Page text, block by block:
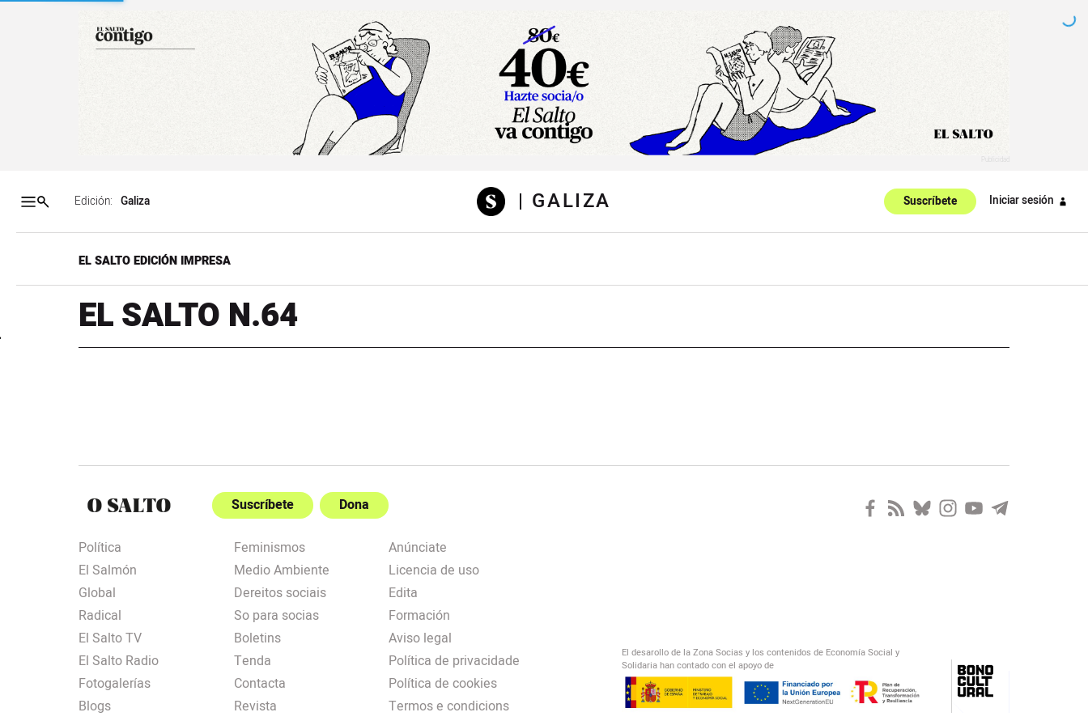
Salto a contenidoSalto a navegación
Edición: | GALIZA Suscríbete Iniciar sesión
EL SALTO EDICIÓN IMPRESA
EL SALTO N.64
Suscríbete Dona
Política
El Salmón
Global
Radical
El Salto TV
El Salto Radio
Fotogalerías
Blogs
Feminismos
Medio Ambiente
Dereitos sociais
So para socias
Boletins
Tenda
Contacta
Revista
Anúnciate
Licencia de uso
Edita
Formación
Aviso legal
Política de privacidade
Política de cookies
Termos e condicions
El desarollo de la Zona Socias y los contenidos de Economía Social y
Solidaria han contado con el apoyo de